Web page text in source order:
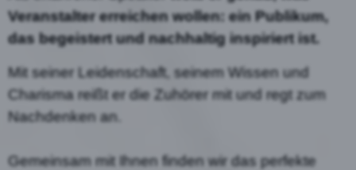
Veranstalter erreichen wollen: ein Publikum,
das begeistert und nachhaltig inspiriert ist.
Mit seiner Leidenschaft, seinem Wissen und
Charisma reißt er die Zuhörer mit und regt zum
Nachdenken an.
Gemeinsam mit Ihnen finden wir das perfekte